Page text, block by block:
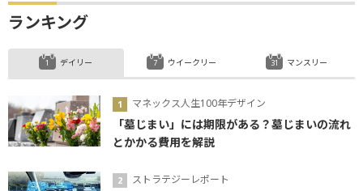
ランキング
デイリー
マネックス人生100年デザイン
「墓じまい」には期限がある？墓じまいの流れ
とかかる費用を解説
ストラテジーレポート
ウイークリー マンスリー